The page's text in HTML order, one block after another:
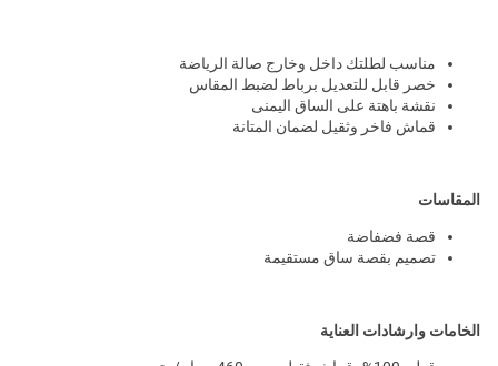
مناسب لطلتك داخل وخارج صالة الرياضة
خصر قابل للتعديل برباط لضبط المقاس
نقشة باهتة على الساق اليمنى
قماش فاخر وثقيل لضمان المتانة
المقاسات
قصة فضفاضة
تصميم بقصة ساق مستقيمة
الخامات وارشادات العناية